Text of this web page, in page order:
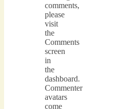
comments,
please
visit
the
Comments
screen
in
the
dashboard.
Commenter
avatars
come